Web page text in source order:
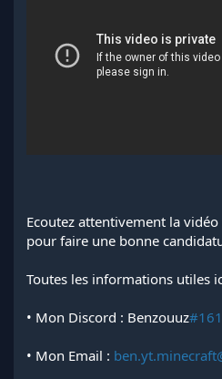
Ecoutez attentivement la
pour faire une bonne
Toutes les informations utiles
• Mon Discord : Benzouuz
• Mon Email :